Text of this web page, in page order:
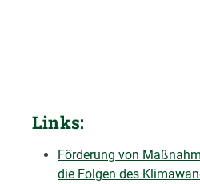
Links:
Förderung von
die Folgen des